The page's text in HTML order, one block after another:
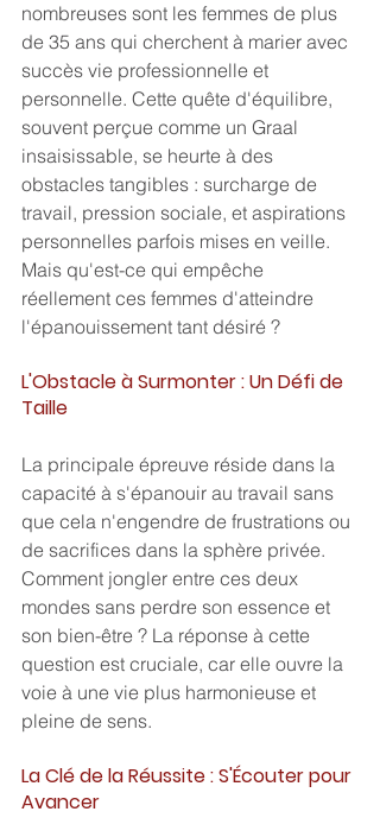
nombreuses sont les femmes de plus
de 35 ans qui cherchent à marier avec
succès vie professionnelle et
personnelle. Cette quête d'équilibre,
souvent perçue comme un Graal
insaisissable, se heurte à des
obstacles tangibles : surcharge de
travail, pression sociale, et aspirations
personnelles parfois mises en veille.
Mais qu'est-ce qui empêche
réellement ces femmes d'atteindre
l'épanouissement tant désiré ?
L'Obstacle à Surmonter : Un Défi de
Taille
La principale épreuve réside dans la
capacité à s'épanouir au travail sans
que cela n'engendre de frustrations ou
de sacrifices dans la sphère privée.
Comment jongler entre ces deux
mondes sans perdre son essence et
son bien-être ? La réponse à cette
question est cruciale, car elle ouvre la
voie à une vie plus harmonieuse et
pleine de sens.
La Clé de la Réussite : S'Écouter pour
Avancer